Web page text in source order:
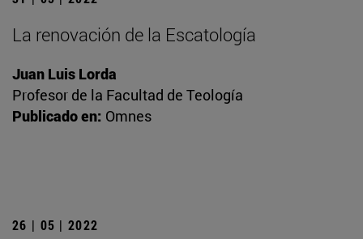
La renovación de la Escatología
Juan Luis Lorda
Profesor de la Facultad de Teología
Publicado en: Omnes
26 | 05 | 2022